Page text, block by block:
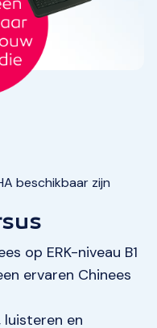
beschikbaar zijn
op ERK-niveau B1
ervaren Chinees
luisteren en